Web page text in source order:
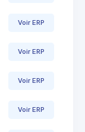
Voir ERP
Voir ERP
Voir ERP
Voir ERP